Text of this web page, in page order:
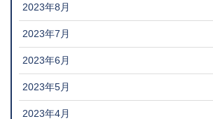
2023年8月
2023年7月
2023年6月
2023年5月
2023年4月